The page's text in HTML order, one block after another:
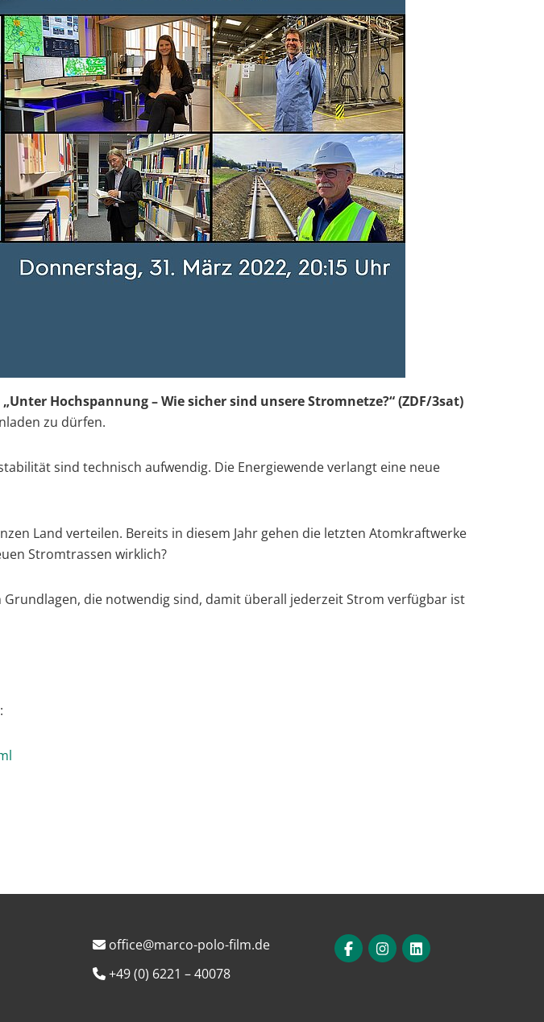
„Unter Hochspannung – Wie sicher sind unsere Stromnetze?“(ZDF/3sat)
zu dürfen.
sind technisch aufwendig. Die Energiewende verlangt eine neue
Land verteilen. Bereits in diesem Jahr gehen die letzten Atomkraftwerke
Stromtrassen wirklich?
die notwendig sind, damit überall jederzeit Strom verfügbar ist
office@marco-polo-film.de
+49 (0) 6221 – 40078